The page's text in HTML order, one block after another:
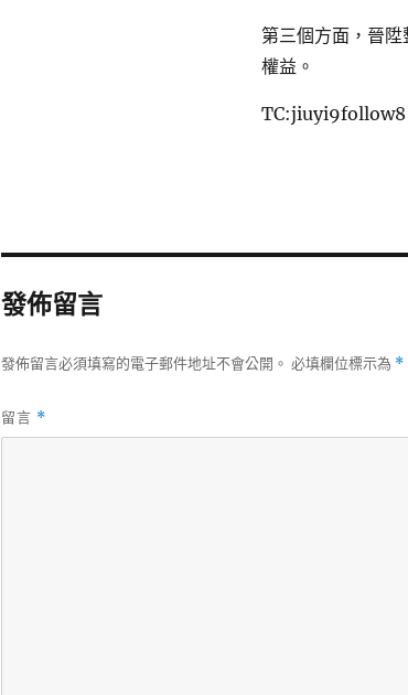
第三個方面，晉
權益。
TC:jiuyi9follow8
發佈留言
發佈留言必須填寫的電子郵件地址不會公開。 必填欄位標示為 *
留言 *